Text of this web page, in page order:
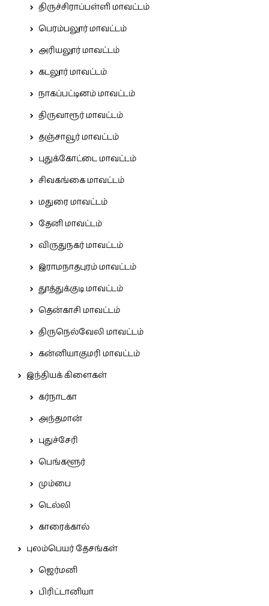
திருச்சிராப்பள்ளி மாவட்டம்
பெரம்பலூர் மாவட்டம்
அரியலூர் மாவட்டம்
கடலூர் மாவட்டம்
நாகப்பட்டினம் மாவட்டம்
திருவாரூர் மாவட்டம்
தஞ்சாவூர் மாவட்டம்
புதுக்கோட்டை மாவட்டம்
சிவகங்கை மாவட்டம்
மதுரை மாவட்டம்
தேனி மாவட்டம்
விருதுநகர் மாவட்டம்
இராமநாதபுரம் மாவட்டம்
தூத்துக்குடி மாவட்டம்
தென்காசி மாவட்டம்
திருநெல்வேலி மாவட்டம்
கன்னியாகுமரி மாவட்டம்
இந்தியக் கிளைகள்
கர்நாடகா
அந்தமான்
புதுச்சேரி
பெங்களூர்
மும்பை
டெல்லி
காரைக்கால்
புலம்பெயர் தேசங்கள்
ஜெர்மனி
பிரிட்டானியா